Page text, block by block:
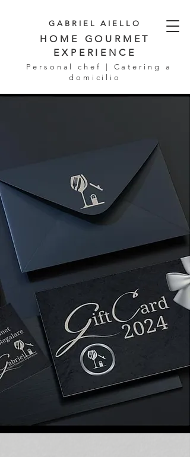
GABRIEL AIELLO
HOME GOURMET
EXPERIENCE
Personal chef | Catering a
domicilio